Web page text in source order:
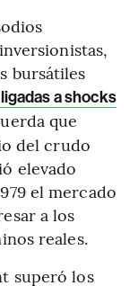
bursátiles
a shocks
que
del crudo
elevado
el mercado
a los
reales.
superó los